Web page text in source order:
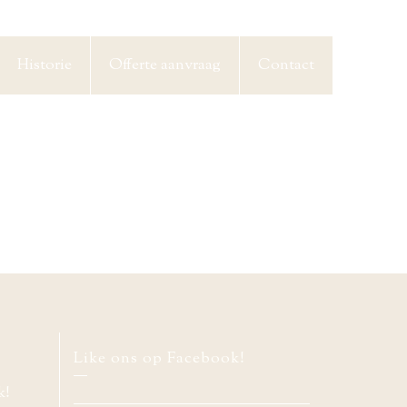
Historie Offerte aanvraag Contact
Like ons op Facebook!